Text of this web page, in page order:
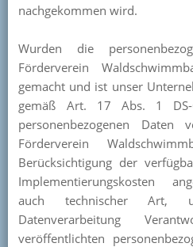
nachgekommen wird.
Wurden die
Förderverein
gemacht und ist unser
gemäß Art. 17 Abs. 1 DS-
personenbezogenen
Förderverein
Berücksichtigung der
Implementierungskosten
auch technischer
Datenverarbeitung
veröffentlichten